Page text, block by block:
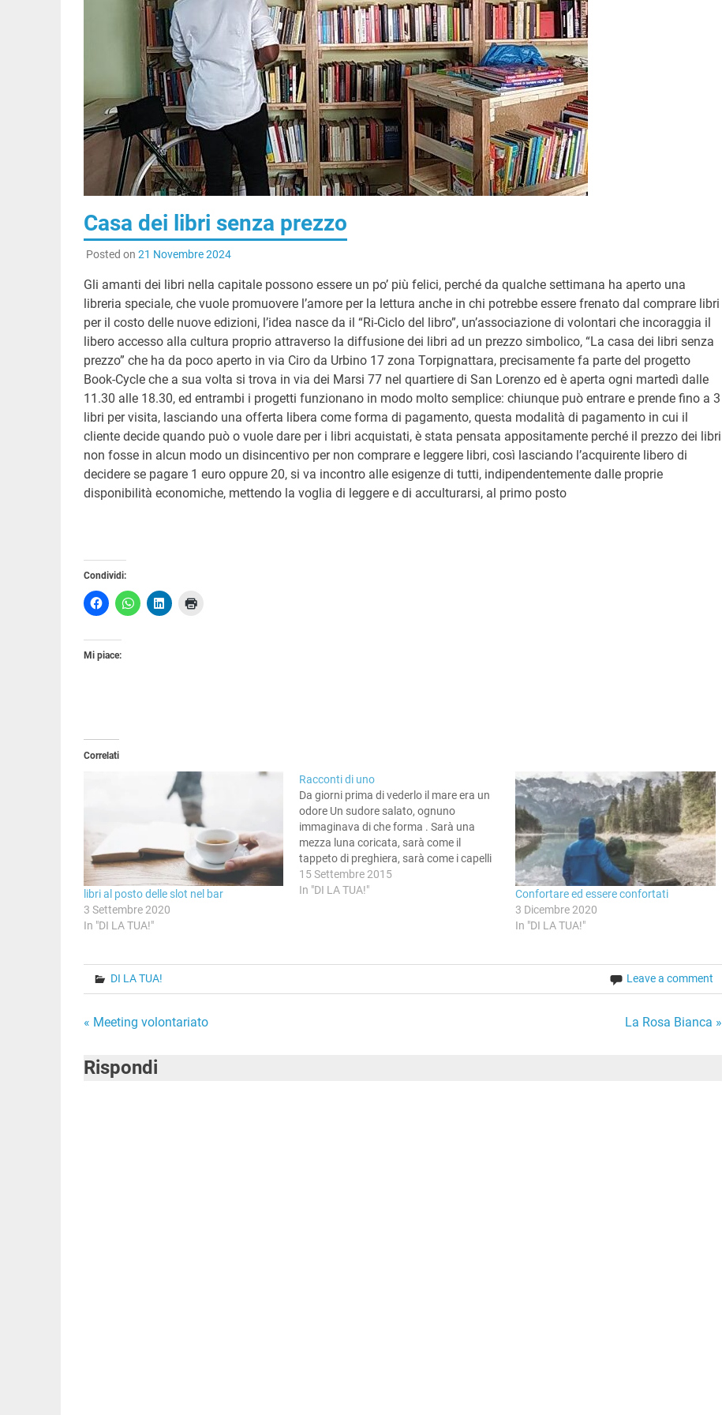
Casa dei libri senza prezzo
Posted on 21 Novembre 2024
Gli amanti dei libri nella capitale possono essere un po’ più felici, perché da qualche settimana ha aperto una
libreria speciale, che vuole promuovere l’amore per la lettura anche in chi potrebbe essere frenato dal comprare libri
per il costo delle nuove edizioni, l’idea nasce da il “Ri-Ciclo del libro”, un’associazione di volontari che incoraggia il
libero accesso alla cultura proprio attraverso la diffusione dei libri ad un prezzo simbolico, “La casa dei libri senza
prezzo” che ha da poco aperto in via Ciro da Urbino 17 zona Torpignattara, precisamente fa parte del progetto
Book-Cycle che a sua volta si trova in via dei Marsi 77 nel quartiere di San Lorenzo ed è aperta ogni martedì dalle
11.30 alle 18.30, ed entrambi i progetti funzionano in modo molto semplice: chiunque può entrare e prende fino a 3
libri per visita, lasciando una offerta libera come forma di pagamento, questa modalità di pagamento in cui il
cliente decide quando può o vuole dare per i libri acquistati, è stata pensata appositamente perché il prezzo dei libri
non fosse in alcun modo un disincentivo per non comprare e leggere libri, così lasciando l’acquirente libero di
decidere se pagare 1 euro oppure 20, si va incontro alle esigenze di tutti, indipendentemente dalle proprie
disponibilità economiche, mettendo la voglia di leggere e di acculturarsi, al primo posto
Condividi:
Mi piace:
Correlati
libri al posto delle slot nel bar
3 Settembre 2020
In "DI LA TUA!"
Racconti di uno
Da giorni prima di vederlo il mare era un
odore Un sudore salato, ognuno
immaginava di che forma . Sarà una
mezza luna coricata, sarà come il
tappeto di preghiera, sarà come i capelli
di mia madre. Beviamo sulla spiaggia il tè
dei berberi, cuciniamo le uova rubate a
15 Settembre 2015
In "DI LA TUA!"
Confortare ed essere confortati
3 Dicembre 2020
In "DI LA TUA!"
DI LA TUA! Leave a comment
Navigazione
articoli
« Meeting volontariato La Rosa Bianca »
Rispondi